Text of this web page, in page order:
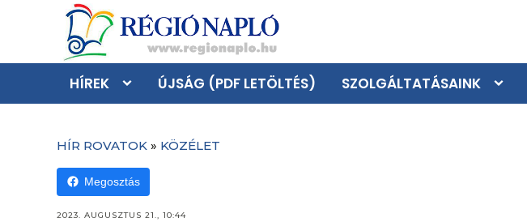
HÍREK ÚJSÁG (PDF LETÖLTÉS) SZOLGÁLTATÁSAINK
HÍR ROVATOK » KÖZÉLET
Megosztás
2023. AUGUSZTUS 21., 10:44